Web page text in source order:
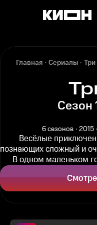
Главная Сериалы Три
Сезон
6 сезонов 2015
Весёлые
познающих сложный и
В одном маленьком
Коржик,